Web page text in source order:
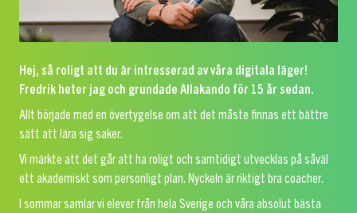
Hej, så roligt att du är intresserad av våra digitala läger!
Fredrik heter jag och grundade Allakando för 15 år sedan.
Allt började med en övertygelse om att det måste finnas ett bättre
sätt att lära sig saker.
Vi märkte att det går att ha roligt och samtidigt utvecklas på såväl
ett akademiskt som personligt plan. Nyckeln är riktigt bra coacher.
I sommar samlar vi elever från hela Sverige och våra absolut bästa